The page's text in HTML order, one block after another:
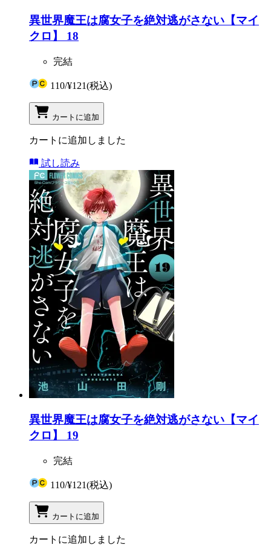
異世界魔王は腐女子を絶対逃がさない【マイ
クロ】 18
完結
110/¥121(税込)
カートに追加
カートに追加しました
試し読み
異世界魔王は腐女子を絶対逃がさない【マイ
クロ】 19
完結
110/¥121(税込)
カートに追加
カートに追加しました